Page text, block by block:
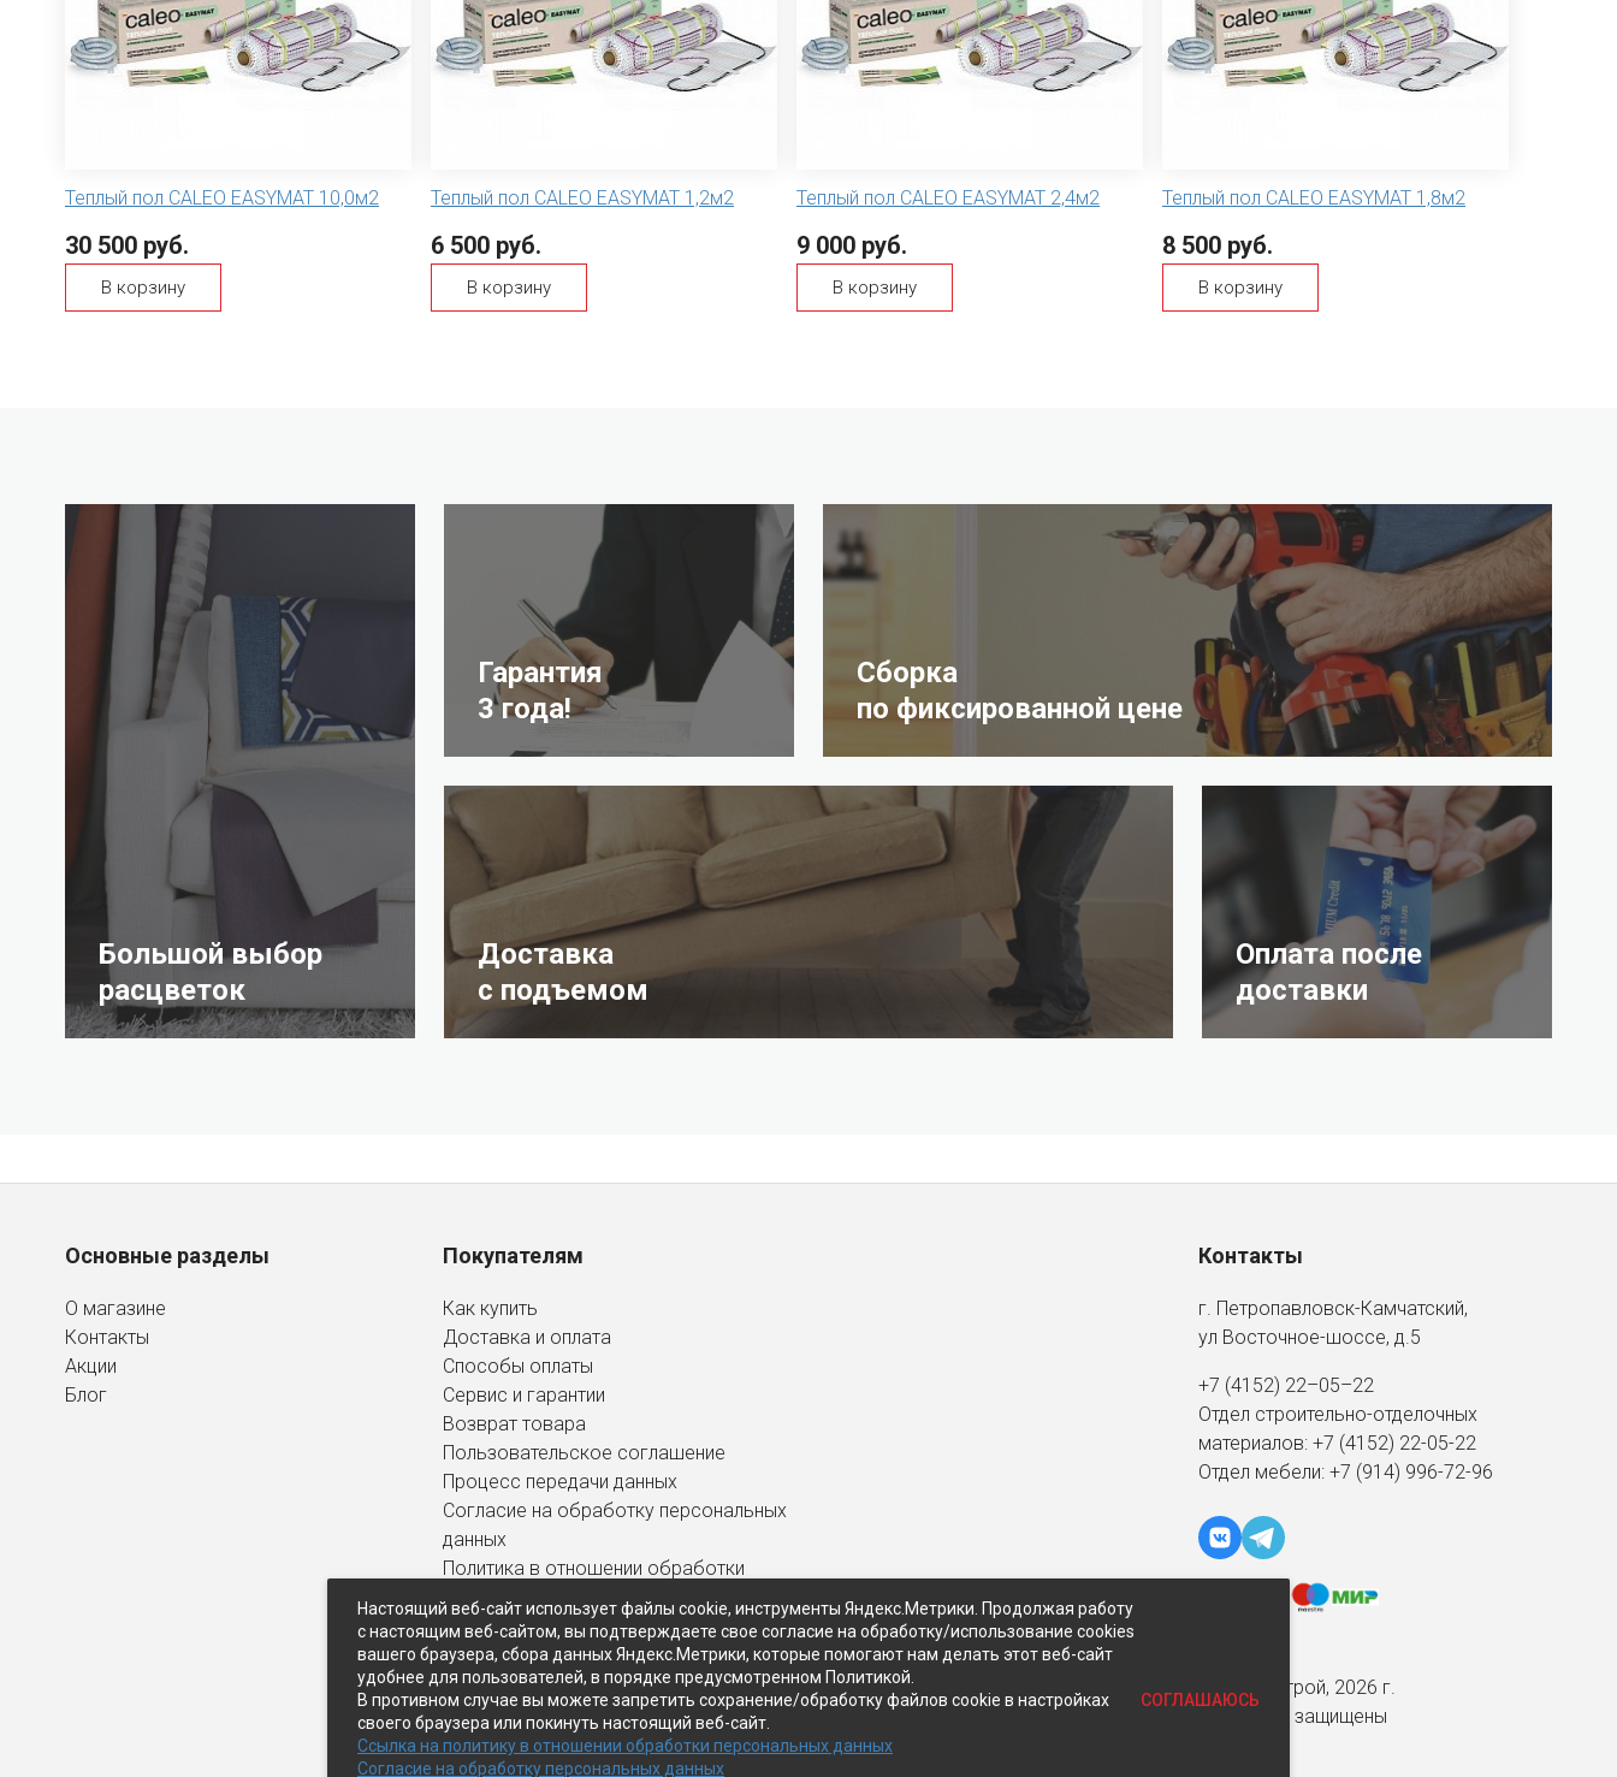
Теплый пол CALEO EASYMAT 10,0м2
30 500 руб.
В корзину
Теплый пол CALEO EASYMAT 1,2м2
6 500 руб.
В корзину
Теплый пол CALEO EASYMAT 2,4м2
9 000 руб.
В корзину
Теплый пол CALEO EASYMAT 1,8м2
8 500 руб.
В корзину
Большой выбор
расцветок
Гарантия
3 года!
Оплата после
доставки
Сборка
по фиксированной цене
Доставка
с подъемом
Основные разделы
О магазине
Контакты
Акции
Блог
Покупателям
Как купить
Доставка и оплата
Способы оплаты
Сервис и гарантии
Возврат товара
Пользовательское соглашение
Процесс передачи данных
Согласие на обработку персональных
данных
Политика в отношении обработки
персональных данных
Контакты
г. Петропавловск-Камчатский,
ул Восточное-шоссе, д.5
+7 (4152) 22–05–22
Отдел строительно-отделочных
материалов: +7 (4152) 22-05-22
Отдел мебели: +7 (914) 996-72-96
© Экспострой, 2026 г.
Все права защищены
Настоящий веб-сайт использует файлы cookie, инструменты Яндекс.Метрики. Продолжая работу
с настоящим веб-сайтом, вы подтверждаете свое согласие на обработку/использование cookies
вашего браузера, сбора данных Яндекс.Метрики, которые помогают нам делать этот веб-сайт
удобнее для пользователей, в порядке предусмотренном Политикой.
В противном случае вы можете запретить сохранение/обработку файлов cookie в настройках
своего браузера или покинуть настоящий веб-сайт.
Ссылка на политику в отношении обработки персональных данных
Согласие на обработку персональных данных
СОГЛАШАЮСЬ